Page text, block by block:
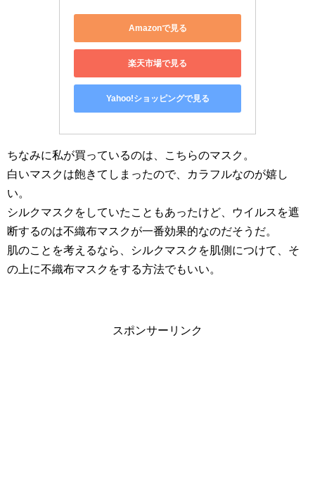
Amazonで見る
楽天市場で見る
Yahoo!ショッピングで見る
ちなみに私が買っているのは、こちらのマスク。
白いマスクは飽きてしまったので、カラフルなのが嬉し
い。
シルクマスクをしていたこともあったけど、ウイルスを遮
断するのは不織布マスクが一番効果的なのだそうだ。
肌のことを考えるなら、シルクマスクを肌側につけて、そ
の上に不織布マスクをする方法でもいい。
スポンサーリンク